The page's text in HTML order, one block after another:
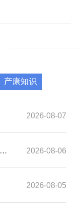
产康知识
2026-08-07
长期吃深海鱼油，对身体是“补”还是“负担”？ 2026-08-06
2026-08-05